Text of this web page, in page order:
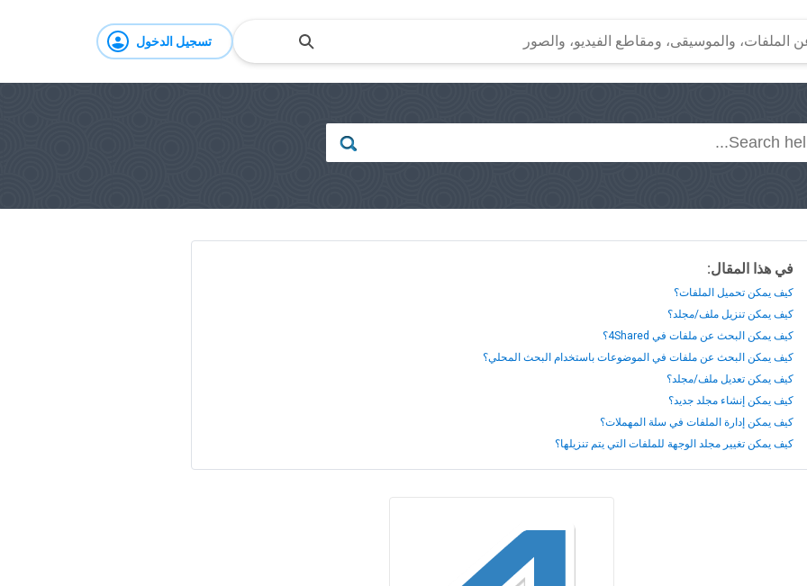
تسجيل الدخول
في هذا المقال:
كيف يمكن تحميل الملفات؟
كيف يمكن تنزيل ملف/مجلد؟
كيف يمكن البحث عن ملفات في 4Shared؟
كيف يمكن البحث عن ملفات في الموضوعات باستخدام البحث المحلي؟
كيف يمكن تعديل ملف/مجلد؟
كيف يمكن إنشاء مجلد جديد؟
كيف يمكن إدارة الملفات في سلة المهملات؟
كيف يمكن تغيير مجلد الوجهة للملفات التي يتم تنزيلها؟